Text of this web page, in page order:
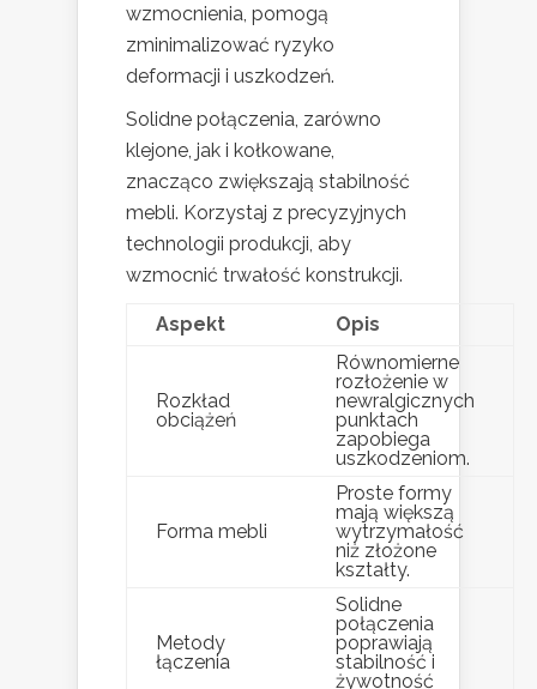
wzmocnienia, pomogą
zminimalizować ryzyko
deformacji i uszkodzeń.
Solidne połączenia, zarówno
klejone, jak i kołkowane,
znacząco zwiększają stabilność
mebli. Korzystaj z precyzyjnych
technologii produkcji, aby
wzmocnić trwałość konstrukcji.
Aspekt Opis
Rozkład
obciążeń
Równomierne
rozłożenie w
newralgicznych
punktach
zapobiega
uszkodzeniom.
Forma mebli
Proste formy
mają większą
wytrzymałość
niż złożone
kształty.
Metody
łączenia
Solidne
połączenia
poprawiają
stabilność i
żywotność